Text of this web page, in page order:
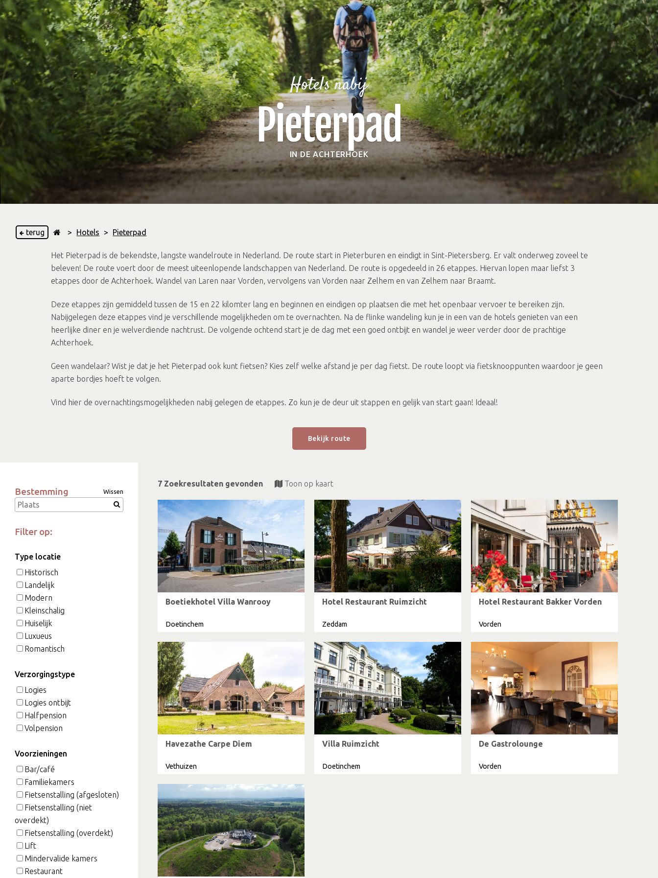
Hotels nabij
Pieterpad
IN DE ACHTERHOEK
terug > Hotels > Pieterpad
Het Pieterpad is de bekendste, langste wandelroute in Nederland. De route start in Pieterburen en eindigt in Sint-Pietersberg. Er valt onderweg zoveel te
beleven! De route voert door de meest uiteenlopende landschappen van Nederland. De route is opgedeeld in 26 etappes. Hiervan lopen maar liefst 3
etappes door de Achterhoek. Wandel van Laren naar Vorden, vervolgens van Vorden naar Zelhem en van Zelhem naar Braamt.
Deze etappes zijn gemiddeld tussen de 15 en 22 kilomter lang en beginnen en eindigen op plaatsen die met het openbaar vervoer te bereiken zijn.
Nabijgelegen deze etappes vind je verschillende mogelijkheden om te overnachten. Na de flinke wandeling kun je in een van de hotels genieten van een
heerlijke diner en je welverdiende nachtrust. De volgende ochtend start je de dag met een goed ontbijt en wandel je weer verder door de prachtige
Achterhoek.
Geen wandelaar? Wist je dat je het Pieterpad ook kunt fietsen? Kies zelf welke afstand je per dag fietst. De route loopt via fietsknooppunten waardoor je geen
aparte bordjes hoeft te volgen.
Vind hier de overnachtingsmogelijkheden nabij gelegen de etappes. Zo kun je de deur uit stappen en gelijk van start gaan! Ideaal!
Bekijk route
Bestemming Wissen
Filter op:
Type locatie
Historisch
Landelijk
Modern
Kleinschalig
Huiselijk
Luxueus
Romantisch
Verzorgingstype
Logies
Logies ontbijt
Halfpension
Volpension
Voorzieningen
Bar/café
Familiekamers
Fietsenstalling (afgesloten)
Fietsenstalling (niet
overdekt)
Fietsenstalling (overdekt)
Lift
Mindervalide kamers
Restaurant
7 Zoekresultaten gevonden Toon op kaart
Boetiekhotel Villa Wanrooy
Doetinchem
Hotel Restaurant Ruimzicht
Zeddam
Hotel Restaurant Bakker Vorden
Vorden
Havezathe Carpe Diem
Vethuizen
Villa Ruimzicht
Doetinchem
De Gastrolounge
Vorden